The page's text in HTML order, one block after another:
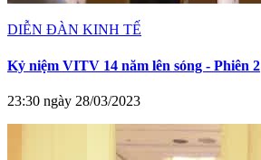
DIỄN ĐÀN KINH TẾ
Kỷ niệm VITV 14 năm lên sóng - Phiên 2
23:30 ngày 28/03/2023